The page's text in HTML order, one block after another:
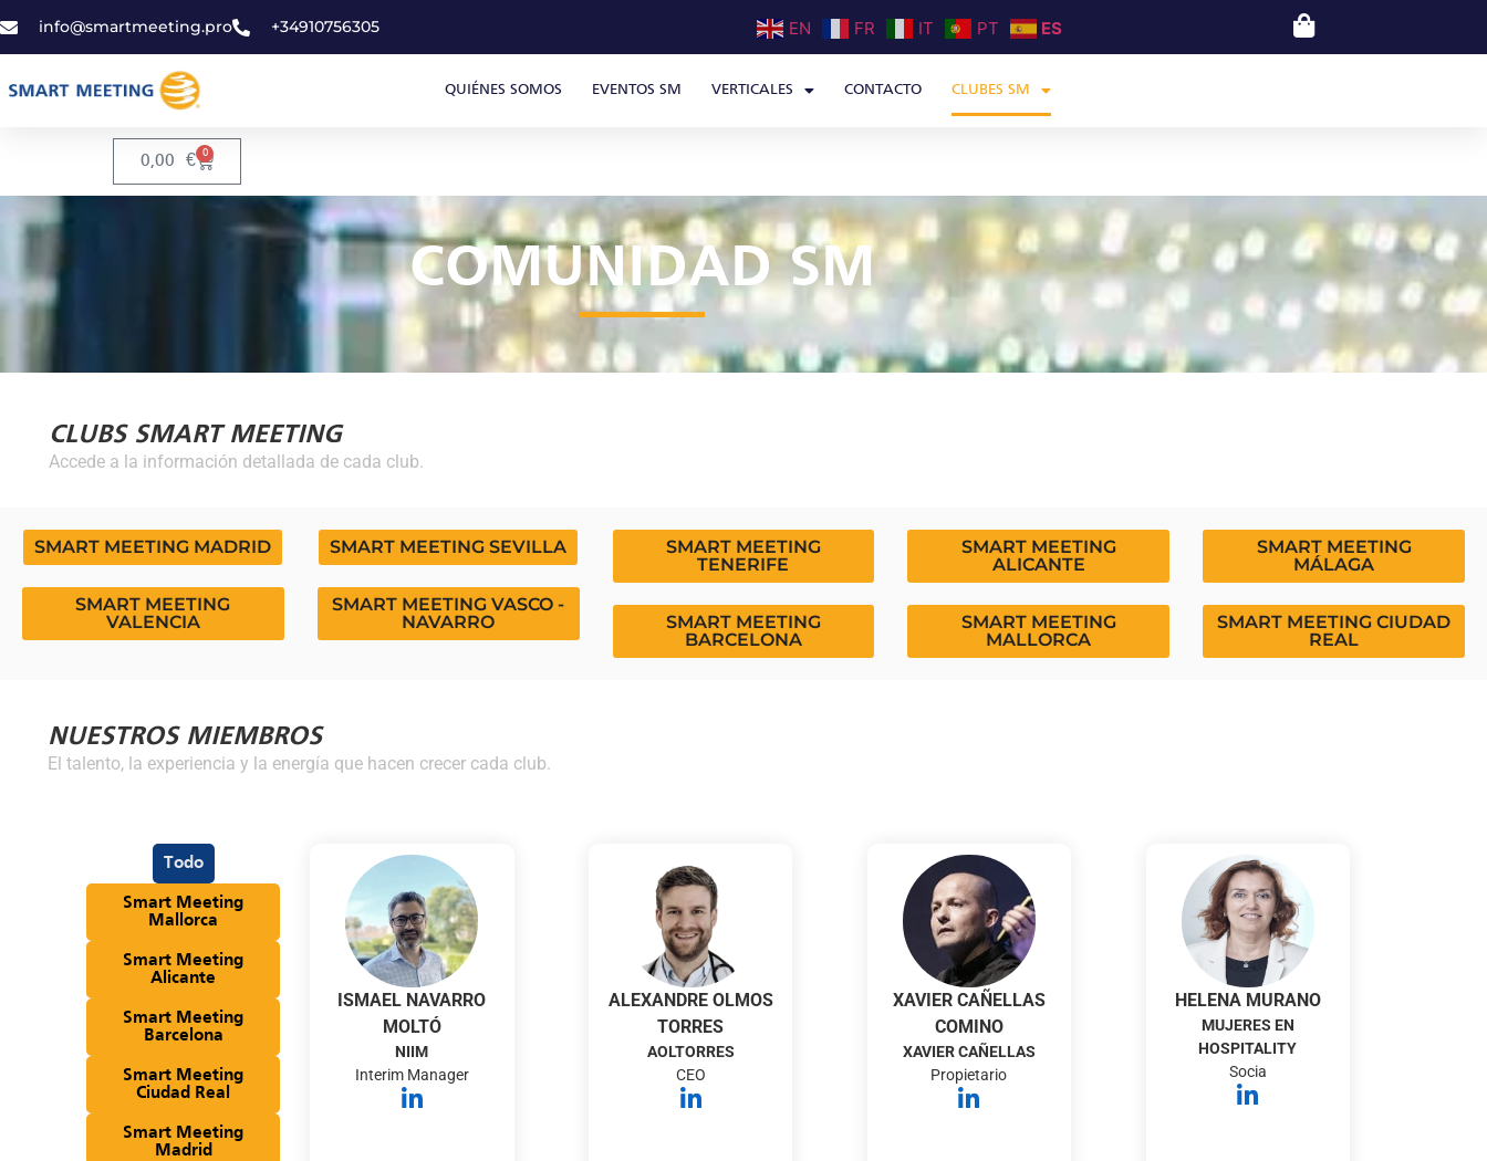
info@smartmeeting.pro +34910756305 EN FR IT PT ES
QUIÉNES SOMOS EVENTOS SM VERTICALES CONTACTO CLUBES SM
0,00 € 0
COMUNIDAD SM
CLUBS SMART MEETING
Accede a la información detallada de cada club.
SMART MEETING MADRID SMART MEETING SEVILLA
SMART MEETING
TENERIFE
SMART MEETING
ALICANTE
SMART MEETING
MÁLAGA
SMART MEETING
VALENCIA
SMART MEETING VASCO -
NAVARRO
SMART MEETING
BARCELONA
SMART MEETING
MALLORCA
SMART MEETING CIUDAD
REAL
NUESTROS MIEMBROS
El talento, la experiencia y la energía que hacen crecer cada club.
Smart Meeting
Mallorca
Smart Meeting
Alicante
Smart Meeting
Barcelona
Smart Meeting
Ciudad Real
Smart Meeting
Madrid
Todo
ISMAEL NAVARRO
MOLTÓ
NIIM
Interim Manager
ALEXANDRE OLMOS
TORRES
AOLTORRES
CEO
XAVIER CAÑELLAS
COMINO
XAVIER CAÑELLAS
Propietario
HELENA MURANO
MUJERES EN
HOSPITALITY
Socia